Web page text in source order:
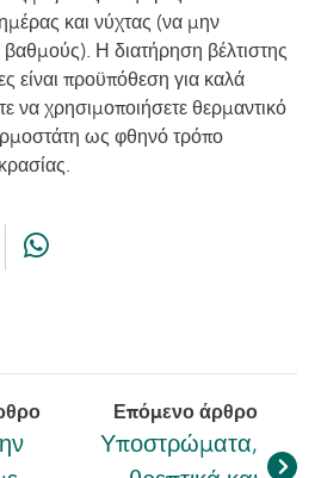
και νύχτας (να μην
βαθμούς). Η διατήρηση βέλτιστης
είναι προϋπόθεση για καλά
να χρησιμοποιήσετε θερμαντικό
ως φθηνό τρόπο
Επόμενο άρθρο
Υποστρώματα,